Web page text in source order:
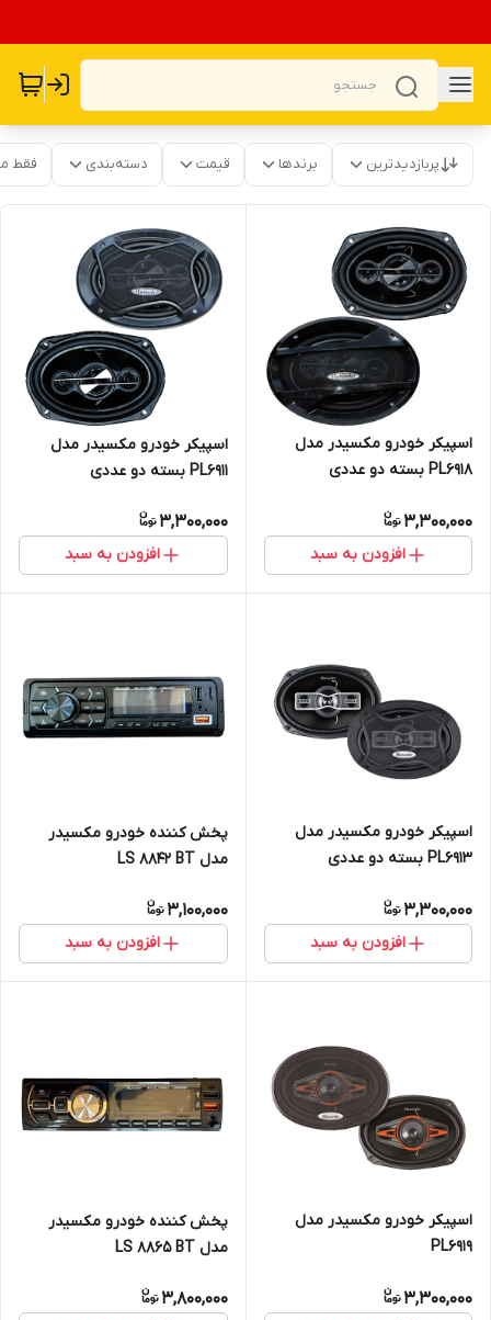
پربازدیدترین برندها قیمت دسته‌بندی فقط
اسپیکر خودرو مکسیدر مدل
PL6918 بسته دو عددی
3,300,000
افزودن به سبد
اسپیکر خودرو مکسیدر مدل
PL6911 بسته دو عددی
3,300,000
افزودن به سبد
اسپیکر خودرو مکسیدر مدل
PL6913 بسته دو عددی
3,300,000
افزودن به سبد
پخش کننده خودرو مکسیدر
مدل LS 8842 BT
3,100,000
افزودن به سبد
اسپیکر خودرو مکسیدر مدل
PL6919
3,300,000
پخش کننده خودرو مکسیدر
مدل LS 8865 BT
3,800,000